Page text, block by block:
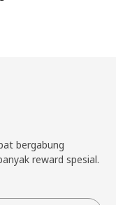
bergabung
reward spesial.